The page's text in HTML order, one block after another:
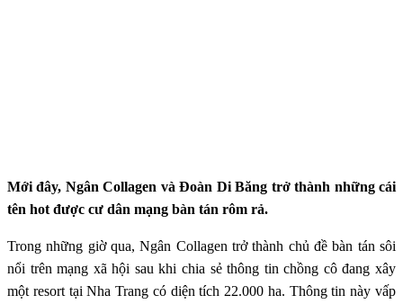
Mới đây, Ngân Collagen và Đoàn Di Băng trở thành những cái
tên hot được cư dân mạng bàn tán rôm rả.
Trong những giờ qua, Ngân Collagen trở thành chủ đề bàn tán sôi
nổi trên mạng xã hội sau khi chia sẻ thông tin chồng cô đang xây
một resort tại Nha Trang có diện tích 22.000 ha. Thông tin này vấp